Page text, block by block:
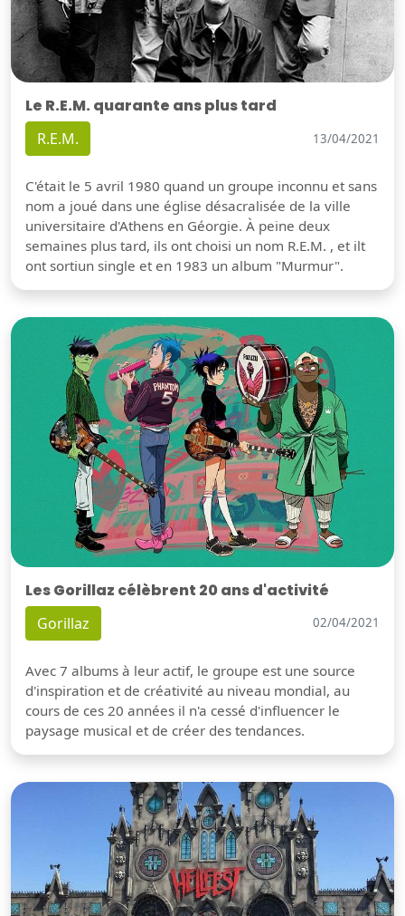
Le R.E.M. quarante ans plus tard
R.E.M. 13/04/2021
C'était le 5 avril 1980 quand un groupe inconnu et sans
nom a joué dans une église désacralisée de la ville
universitaire d'Athens en Géorgie. À peine deux
semaines plus tard, ils ont choisi un nom R.E.M. , et ilt
ont sortiun single et en 1983 un album "Murmur".
Les Gorillaz célèbrent 20 ans d'activité
Gorillaz 02/04/2021
Avec 7 albums à leur actif, le groupe est une source
d'inspiration et de créativité au niveau mondial, au
cours de ces 20 années il n'a cessé d'influencer le
paysage musical et de créer des tendances.